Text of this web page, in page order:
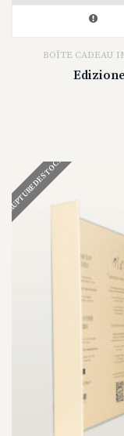
BOÎTE CADEAU
RUPTURE DE STOCK